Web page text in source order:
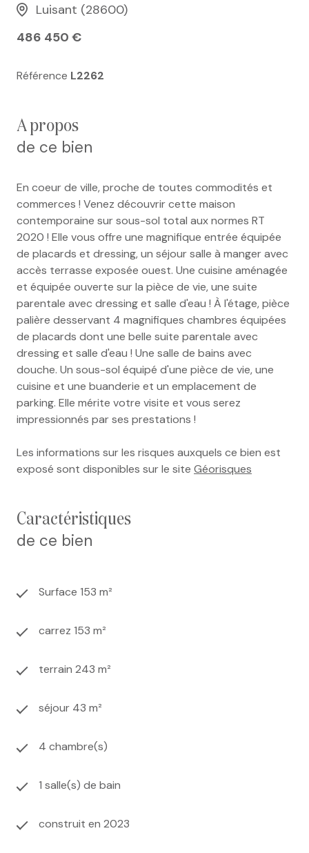
Luisant (28600)
486 450 €
Référence L2262
a propos
de ce bien
En coeur de ville, proche de toutes commodités et
commerces ! Venez découvrir cette maison
contemporaine sur sous-sol total aux normes RT
2020 ! Elle vous offre une magnifique entrée équipée
de placards et dressing, un séjour salle à manger avec
accès terrasse exposée ouest. Une cuisine aménagée
et équipée ouverte sur la pièce de vie, une suite
parentale avec dressing et salle d'eau ! À l'étage, pièce
palière desservant 4 magnifiques chambres équipées
de placards dont une belle suite parentale avec
dressing et salle d'eau ! Une salle de bains avec
douche. Un sous-sol équipé d'une pièce de vie, une
cuisine et une buanderie et un emplacement de
parking. Elle mérite votre visite et vous serez
impressionnés par ses prestations !
Les informations sur les risques auxquels ce bien est
exposé sont disponibles sur le site Géorisques
caractéristiques
de ce bien
Surface 153 m²
carrez 153 m²
terrain 243 m²
séjour 43 m²
4 chambre(s)
1 salle(s) de bain
construit en 2023